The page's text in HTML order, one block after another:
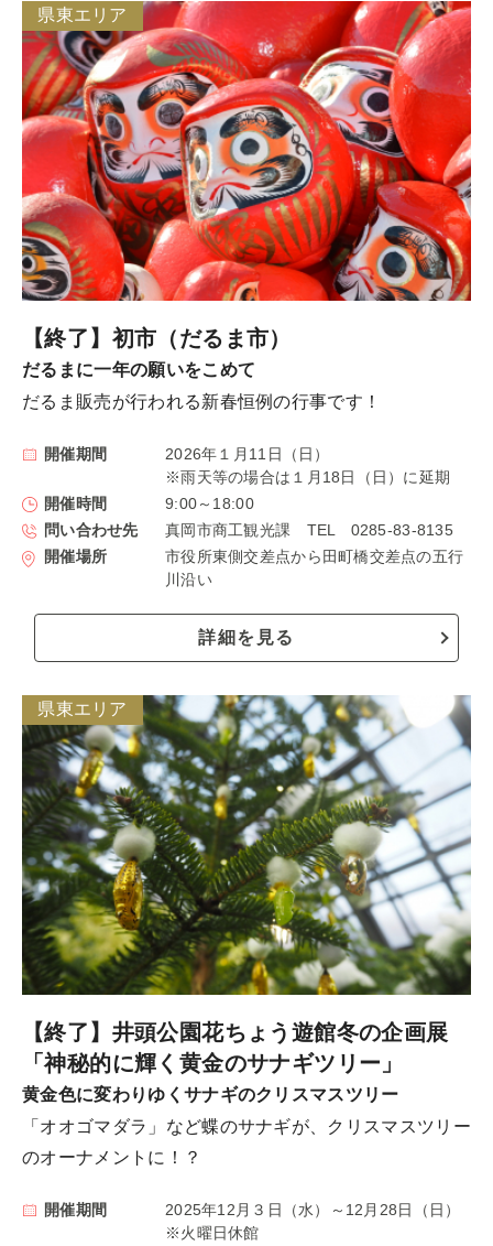
【終了】初市（だるま市）
県東エリア
だるまに一年の願いをこめて
だるま販売が行われる新春恒例の行事です！
開催期間
2026年１月11日（日）
※雨天等の場合は１月18日（日）に延期
開催時間
9:00～18:00
問い合わせ先
真岡市商工観光課 TEL 0285-83-8135
開催場所
市役所東側交差点から田町橋交差点の五行
川沿い
詳細を見る
【終了】井頭公園花ちょう遊館冬の企画展
「神秘的に輝く黄金のサナギツリー」
県東エリア
黄金色に変わりゆくサナギのクリスマスツリー
「オオゴマダラ」など蝶のサナギが、クリスマスツリー
のオーナメントに！？
開催期間
2025年12月３日（水）～12月28日（日）
※火曜日休館